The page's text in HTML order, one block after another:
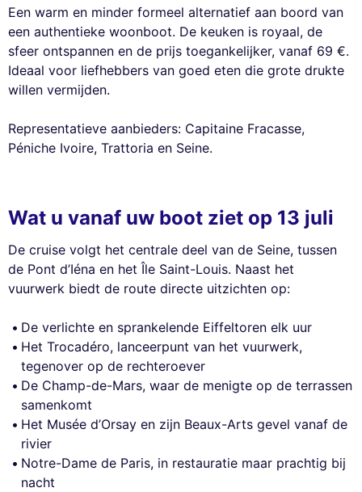
Een warm en minder formeel alternatief aan boord van
een authentieke woonboot. De keuken is royaal, de
sfeer ontspannen en de prijs toegankelijker, vanaf 69 €.
Ideaal voor liefhebbers van goed eten die grote drukte
willen vermijden.
Representatieve aanbieders: Capitaine Fracasse,
Péniche Ivoire, Trattoria en Seine.
Wat u vanaf uw boot ziet op 13 juli
De cruise volgt het centrale deel van de Seine, tussen
de Pont d’Iéna en het Île Saint-Louis. Naast het
vuurwerk biedt de route directe uitzichten op:
De verlichte en sprankelende Eiffeltoren elk uur
Het Trocadéro, lanceerpunt van het vuurwerk,
tegenover op de rechteroever
De Champ-de-Mars, waar de menigte op de terrassen
samenkomt
Het Musée d’Orsay en zijn Beaux-Arts gevel vanaf de
rivier
Notre-Dame de Paris, in restauratie maar prachtig bij
nacht